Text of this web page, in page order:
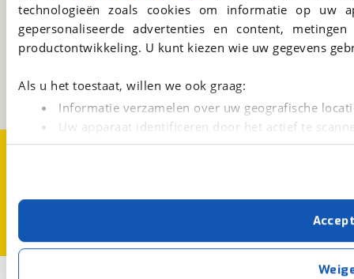
technologieën zoals cookies om informatie op
gepersonaliseerde advertenties en content,
productontwikkeling. U kunt kiezen wie uw gegevens
Als u het toestaat, willen we ook graag:
Informatie verzamelen over uw geografische
Uw apparaat identificeren door het actief te
Lees meer over hoe uw persoonlijke gegevens worden
Met cookies en vergelijkbare technieken zorgen we
cookies zorgen ervoor dat de website goed werkt.
verbeteren. We tonen je graag relevante advertenties
buiten onze website volgt – uiteraard op
viaBOVAG.nl
Kosterijland 15
Een initiatief van
BOVAG
Over viaBOVAG.nlDisclaimer- en Privacyverklaring